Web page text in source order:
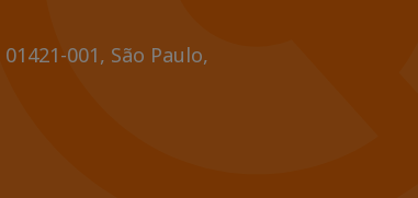
001, São Paulo,